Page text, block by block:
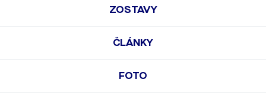
ZOSTAVY
ČLÁNKY
FOTO